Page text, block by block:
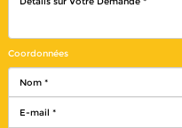
Coordonnées